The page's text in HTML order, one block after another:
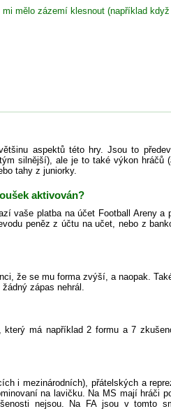
mělo zázemí klesnout (například
aspektů této hry. Jsou to
silnější), ale je to také výkon hráčů
tahy z juniorky.
aktivován?
vaše platba na účet Football Areny a
peněz z účtu na učet, nebo z
že se mu forma zvýší, a naopak.
zápas nehrál.
má například 2 formu a 7
i mezinárodních), přátelských a
na lavičku. Na MS mají hráči
nejsou. Na FA jsou v tomto